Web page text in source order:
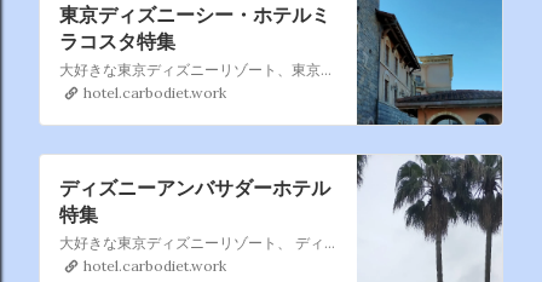
東京ディズニーシー・ホテルミ
ラコスタ特集
大好きな東京ディズニーリゾート、東京ディズニーシー・ホテルミラコスタ のまとめページです。 過去分も含めて徐々に追加していきます、直営ホテルの中では一番利用しているかもです。
hotel.carbodiet.work
ディズニーアンバサダーホテル
特集
大好きな東京ディズニーリゾート、 ディズニーアンバサダーホテル もたまに 利用するのでこれもまとめページを作りました。 過去利用も含めて徐々に増やしていきます。
hotel.carbodiet.work